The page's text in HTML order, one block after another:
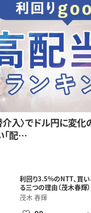
介入〉でドル円に変
「配…
利回り3.5%のNTT、買
る三つの理由（茂木春輝）
茂木 春輝